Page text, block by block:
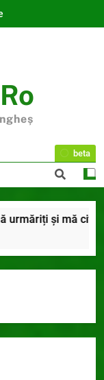
beta
și mă citiți